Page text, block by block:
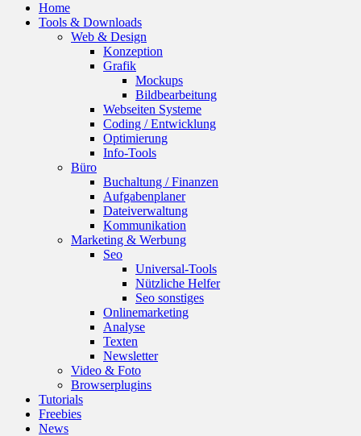
Home
Tools & Downloads
Web & Design
Konzeption
Grafik
Mockups
Bildbearbeitung
Webseiten Systeme
Coding / Entwicklung
Optimierung
Info-Tools
Büro
Buchaltung / Finanzen
Aufgabenplaner
Dateiverwaltung
Kommunikation
Marketing & Werbung
Seo
Universal-Tools
Nützliche Helfer
Seo sonstiges
Onlinemarketing
Analyse
Texten
Newsletter
Video & Foto
Browserplugins
Tutorials
Freebies
News